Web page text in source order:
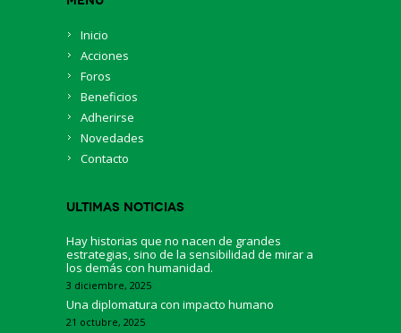
Inicio
Acciones
Foros
Beneficios
Adherirse
Novedades
Contacto
Ultimas Noticias
Hay historias que no nacen de grandes
estrategias, sino de la sensibilidad de mirar a
los demás con humanidad.
3 diciembre, 2025
Una diplomatura con impacto humano
21 octubre, 2025